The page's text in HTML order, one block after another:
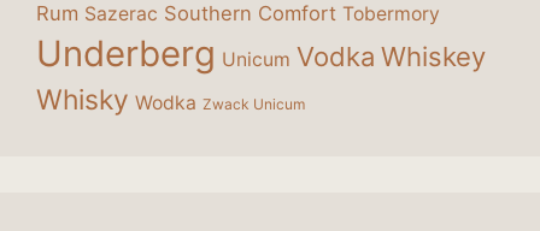
Rum Sazerac Southern Comfort Tobermory
Underberg Unicum Vodka Whiskey
Whisky Wodka Zwack Unicum